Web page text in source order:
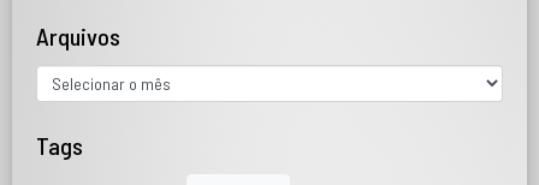
Arquivos
Tags